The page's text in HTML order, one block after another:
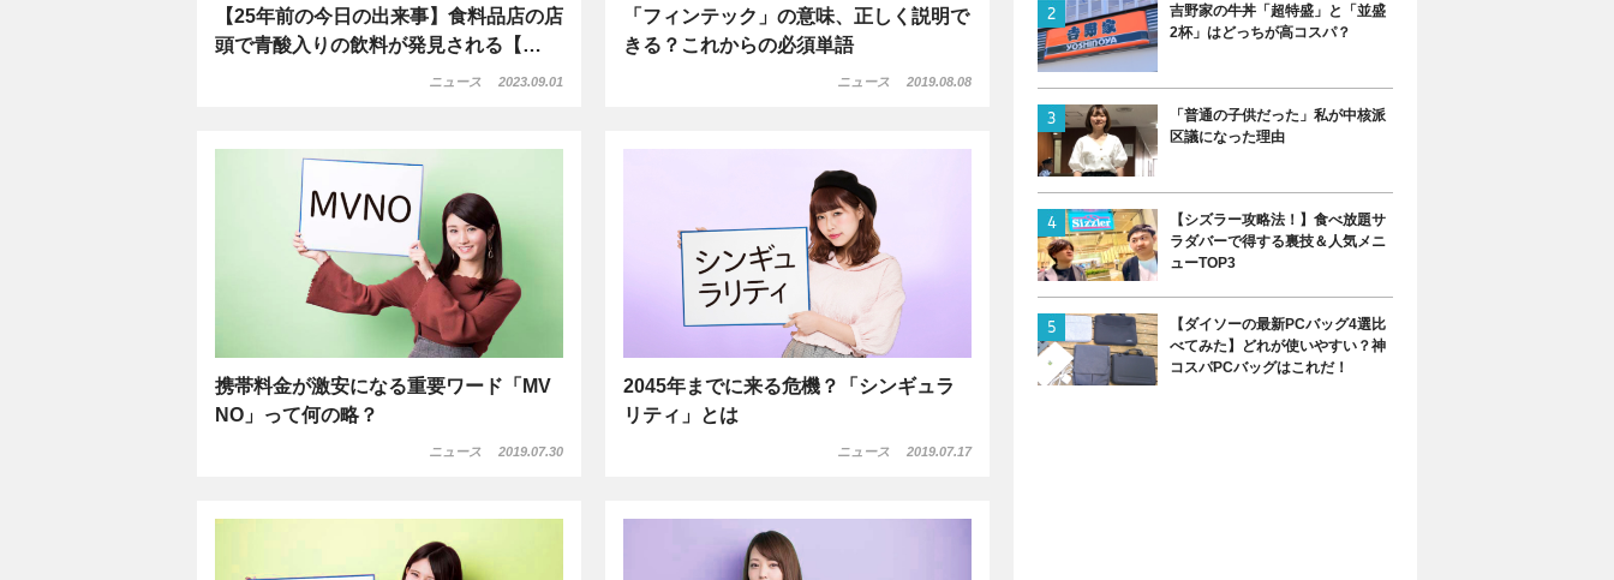
【25年前の今日の出来事】食料品店の店
頭で青酸入りの飲料が発見される【…
ニュース 2023.09.01
「フィンテック」の意味、正しく説明で
きる？これからの必須単語
ニュース 2019.08.08
携帯料金が激安になる重要ワード「MV
NO」って何の略？
ニュース 2019.07.30
2045年までに来る危機？「シンギュラ
リティ」とは
ニュース 2019.07.17
吉野家の牛丼「超特盛」と「並盛
2杯」はどっちが高コスパ？
「普通の子供だった」私が中核派
区議になった理由
【シズラー攻略法！】食べ放題サ
ラダバーで得する裏技＆人気メニ
ューTOP3
【ダイソーの最新PCバッグ4選比
べてみた】どれが使いやすい？神
コスパPCバッグはこれだ！